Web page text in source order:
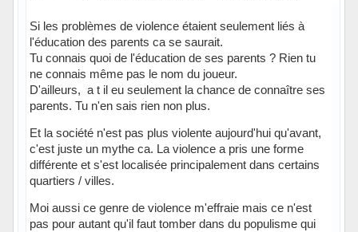
Si les problèmes de violence étaient seulement liés à
l'éducation des parents ca se saurait.
Tu connais quoi de l'éducation de ses parents ? Rien tu
ne connais même pas le nom du joueur.
D'ailleurs, a t il eu seulement la chance de connaître ses
parents. Tu n'en sais rien non plus.
Et la société n'est pas plus violente aujourd'hui qu'avant,
c'est juste un mythe ca. La violence a pris une forme
différente et s'est localisée principalement dans certains
quartiers / villes.
Moi aussi ce genre de violence m'effraie mais ce n'est
pas pour autant qu'il faut tomber dans du populisme qui